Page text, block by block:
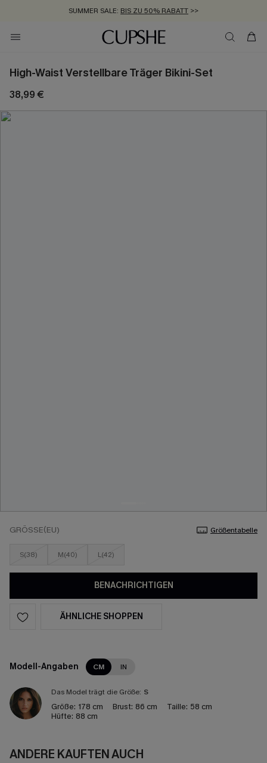
SUMMER SALE: BIS ZU 50% RABATT >>
ZUM NEWSLETTER:BIS ZU -20% EXTRA ERHALTEN
KOSTENLOSER VERSAND AB 89 €
High-Waist Verstellbare Träger Bikini-Set
38,99 €
GRÖSSE(EU) Größentabelle
S(38) M(40) L(42)
BENACHRICHTIGEN
ÄHNLICHE SHOPPEN
Modell-Angaben CM IN
Das Model trägt die Größe: S
Größe: 178 cm Brust: 86 cm Taille: 58 cm
Hüfte: 88 cm
ANDERE KAUFTEN AUCH